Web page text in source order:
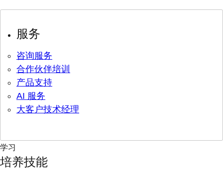
服务
咨询服务
合作伙伴培训
产品支持
AI 服务
大客户技术经理
学习
培养技能